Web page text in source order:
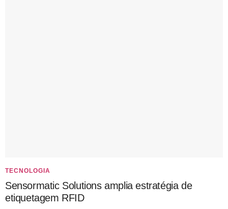
TECNOLOGIA
Sensormatic Solutions amplia estratégia de
etiquetagem RFID